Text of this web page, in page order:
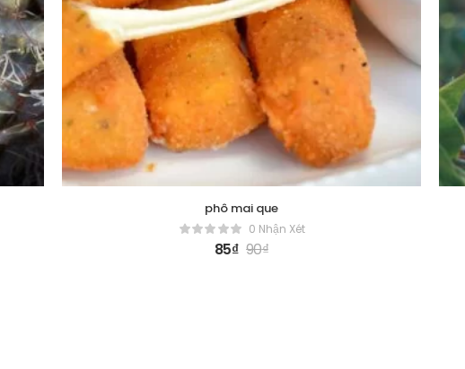
phô mai que
0 Nhận Xét
85₫ 90₫